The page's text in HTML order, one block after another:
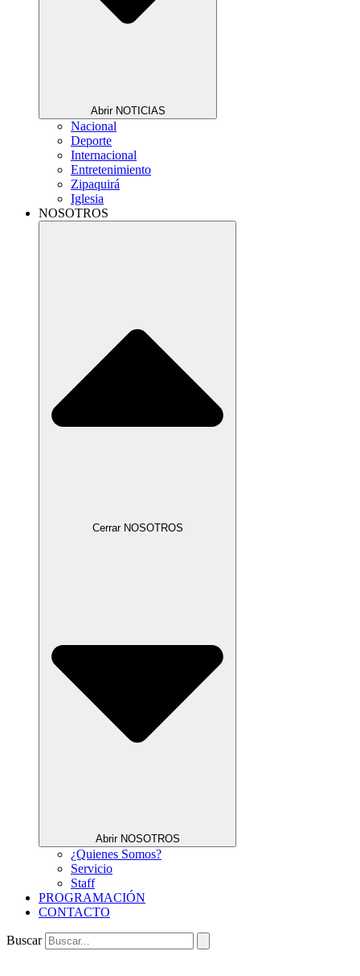
Abrir NOTICIAS
Nacional
Deporte
Internacional
Entretenimiento
Zipaquirá
Iglesia
NOSOTROS
Cerrar NOSOTROS
Abrir NOSOTROS
¿Quienes Somos?
Servicio
Staff
PROGRAMACIÓN
CONTACTO
Buscar